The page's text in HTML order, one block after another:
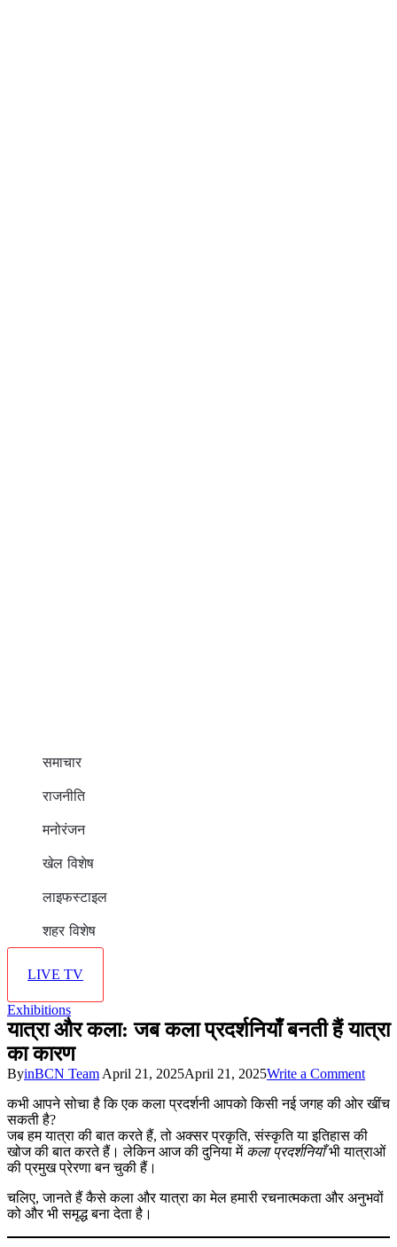
समाचार
राजनीति
मनोरंजन
खेल विशेष
लाइफस्टाइल
शहर विशेष
LIVE TV
Exhibitions
यात्रा और कला: जब कला प्रदर्शनियाँ बनती हैं यात्रा
का कारण
ByinBCN Team April 21, 2025April 21, 2025Write a Commenton
और
जब
कला
हैं
कभी आपने सोचा है कि एक कला प्रदर्शनी आपको किसी नई जगह की ओर खींच
सकती है?
जब हम यात्रा की बात करते हैं, तो अक्सर प्रकृति, संस्कृति या इतिहास की
खोज की बात करते हैं। लेकिन आज की दुनिया में कला प्रदर्शनियाँभी यात्राओं
की प्रमुख प्रेरणा बन चुकी हैं।
चलिए, जानते हैं कैसे कला और यात्रा का मेल हमारी रचनात्मकता और अनुभवों
को और भी समृद्ध बना देता है।